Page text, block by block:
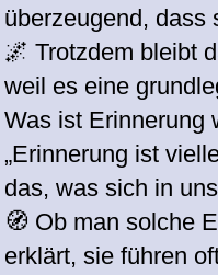
überzeugend, dass
🌌 Trotzdem bleibt
weil es eine
Was ist
„Erinnerung ist
das, was sich in
🧭 Ob man solche
erklärt, sie führen